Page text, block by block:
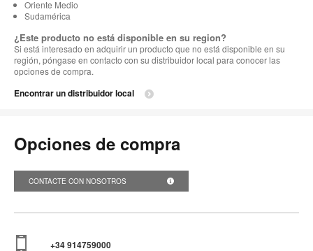
Oriente Medio
Sudamérica
¿Este producto no está disponible en su region?
Si está interesado en adquirir un producto que no está disponible en su
región, póngase en contacto con su distribuidor local para conocer las
opciones de compra.
Encontrar un distribuidor local
Opciones de compra
CONTACTE CON NOSOTROS
+34 914759000